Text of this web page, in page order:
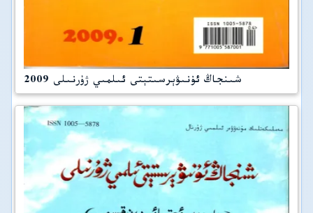
شىنجاڭ ئۇنىۋېرسىتېتى ئىلمىي ژۇرنىلى 2009